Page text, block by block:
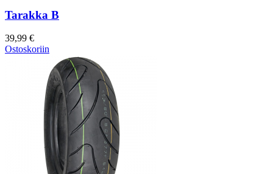
Tarakka B
39,99 €
Ostoskoriin